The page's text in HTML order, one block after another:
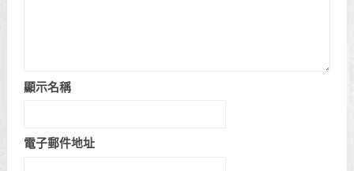
顯示名稱
電子郵件地址